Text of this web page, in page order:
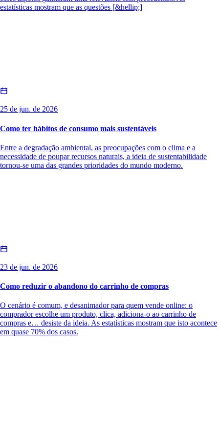
estatísticas mostram que as questões [&hellip;]
25 de jun. de 2026
Como ter hábitos de consumo mais sustentáveis
Entre a degradação ambiental, as preocupações com o clima e a
necessidade de poupar recursos naturais, a ideia de sustentabilidade
tornou-se uma das grandes prioridades do mundo moderno.
23 de jun. de 2026
Como reduzir o abandono do carrinho de compras
O cenário é comum, e desanimador para quem vende online: o
comprador escolhe um produto, clica, adiciona-o ao carrinho de
compras e… desiste da ideia. As estatísticas mostram que isto acontece
em quase 70% dos casos.